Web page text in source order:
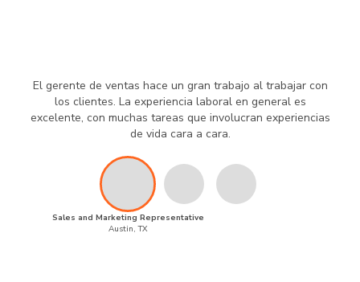
El gerente de ventas hace un gran trabajo al trabajar con
los clientes. La experiencia laboral en general es
excelente, con muchas tareas que involucran experiencias
de vida cara a cara.
Sales and Marketing Representative
Austin, TX